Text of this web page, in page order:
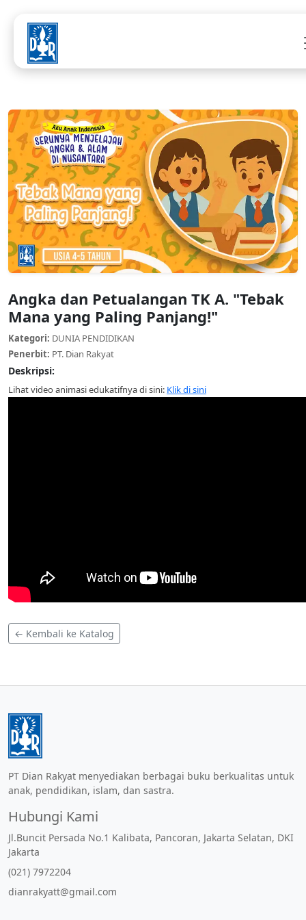
Angka dan Petualangan TK A. "Tebak
Mana yang Paling Panjang!"
Kategori: DUNIA PENDIDIKAN
Penerbit: PT. Dian Rakyat
Deskripsi:
Lihat video animasi edukatifnya di sini: Klik di sini
← Kembali ke Katalog
PT Dian Rakyat menyediakan berbagai buku berkualitas untuk
anak, pendidikan, islam, dan sastra.
Hubungi Kami
Jl.Buncit Persada No.1 Kalibata, Pancoran, Jakarta Selatan, DKI
Jakarta
(021) 7972204
dianrakyatt@gmail.com